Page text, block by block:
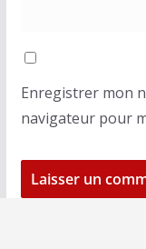
Enregistrer mon
navigateur pour